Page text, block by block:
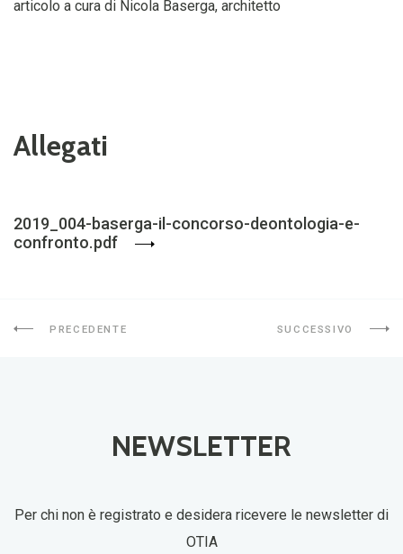
articolo a cura di Nicola Baserga, architetto
Allegati
2019_004-baserga-il-concorso-deontologia-e-
confronto.pdf
PRECEDENTE SUCCESSIVO
NEWSLETTER
Per chi non è registrato e desidera ricevere le newsletter di
OTIA